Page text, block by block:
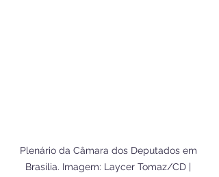
Plenário da Câmara dos Deputados em
Brasília. Imagem: Laycer Tomaz/CD |